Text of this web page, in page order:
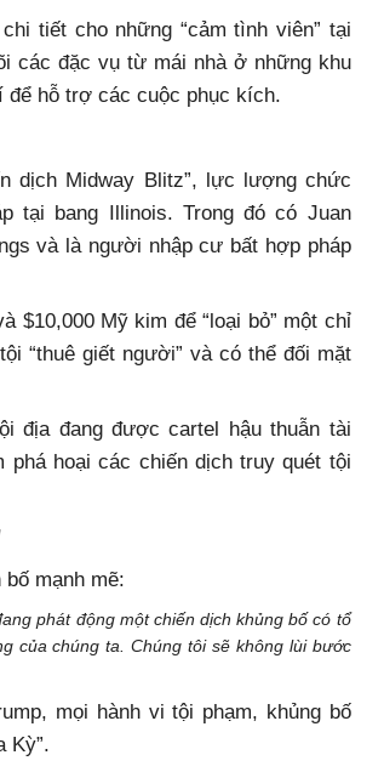
tiết cho những “cảm tình viên” tại
các đặc vụ từ mái nhà ở những khu
hỗ trợ các cuộc phục kích.
dịch Midway Blitz”, lực lượng chức
tại bang Illinois. Trong đó có Juan
và là người nhập cư bất hợp pháp
$10,000 Mỹ kim để “loại bỏ” một chỉ
“thuê giết người” và có thể đối mặt
địa đang được cartel hậu thuẫn tài
hoại các chiến dịch truy quét tội
mạnh mẽ:
phát động một chiến dịch khủng bố có tổ
của chúng ta. Chúng tôi sẽ không lùi bước
mọi hành vi tội phạm, khủng bố
Kỳ”.